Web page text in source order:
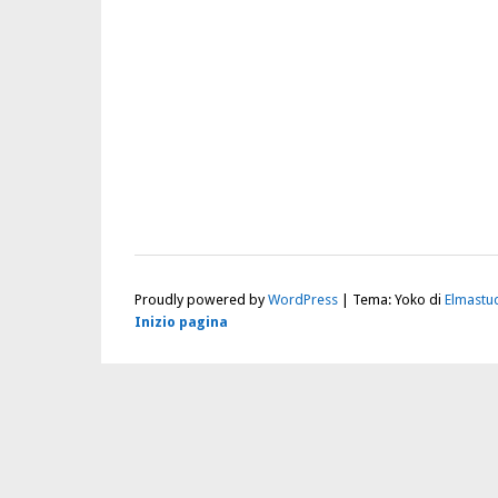
Proudly powered by WordPress Tema: Yoko di
Inizio pagina